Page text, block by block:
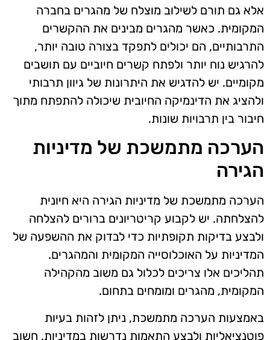
אלא גם תורם לשילוב מוצלח של מהגרים בחברה
המקומית. כאשר מהגרים מבינים את ההקשרים
התרבותיים, הם יכולים לתפקד בצורה טובה יותר,
להרגיש נוח יותר ולפתח קשרים חיוביים עם תושבים
מקומיים. יש להדגיש את היתרונות של גיוון תרבותי
ולהציג את הדינמיקה החיובית שיכולה להתפתח מתוך
חיבור בין תרבויות שונות.
הערכה מתמשכת של מדיניות
הגירה
הערכה מתמשכת של מדיניות הגירה היא חיונית
להצלחתה. יש לקבוע קריטריונים ברורים להצלחה
ולבצע בדיקות תקופתיות כדי לבדוק את ההשפעה של
המדיניות על האוכלוסייה המקומית והמהגרים.
תהליכים אלו צריכים לכלול גם משוב מהקהילה
המקומית, מהגרים ומומחים בתחום.
באמצעות הערכה מתמשכת, ניתן לזהות בעיות
פוטנציאליות ולבצע התאמות נדרשות במדיניות. חשוב